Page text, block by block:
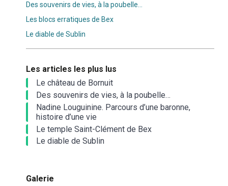
Des souvenirs de vies, à la poubelle…
Les blocs erratiques de Bex
Le diable de Sublin
Les articles les plus lus
Le château de Bornuit
Des souvenirs de vies, à la poubelle…
Nadine Louguinine. Parcours d’une baronne,
histoire d’une vie
Le temple Saint-Clément de Bex
Le diable de Sublin
Galerie